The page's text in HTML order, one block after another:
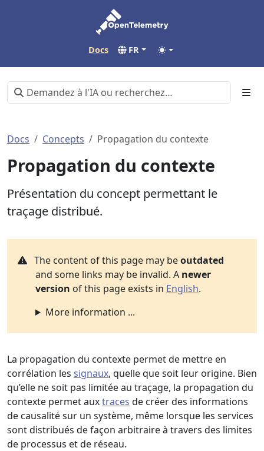
Docs FR
Docs Concepts Propagation du contexte
Propagation du contexte
Présentation du concept permettant le
traçage distribué.
The content of this page may beoutdated
and some links may be invalid. A newer
version of this page exists in English.
More information ...
La propagation du contexte permet de mettre en
corrélation les signaux, quelle que soit leur origine. Bien
qu’elle ne soit pas limitée au traçage, la propagation du
contexte permet auxtraces de créer des informations
de causalité sur un système, même lorsque les services
sont distribués de façon arbitraire à travers des limites
de processus et de réseau.